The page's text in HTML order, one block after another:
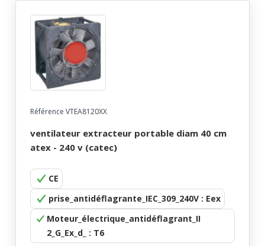
Référence VTEA8120XX
ventilateur extracteur portable diam 40 cm
atex - 240 v (catec)
CE
prise_antidéflagrante_IEC_309_240V : Eex
Moteur_électrique_antidéflagrant_II
2_G_Ex_d_ : T6